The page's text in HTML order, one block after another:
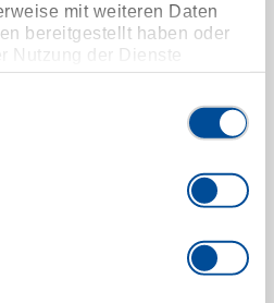
mit weiteren Daten
bereitgestellt haben oder
Nutzung der Dienste
vollständige
M-Pact
L/10